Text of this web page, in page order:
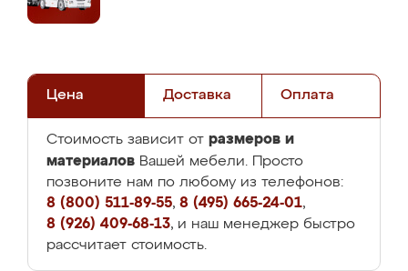
Цена Доставка Оплата
Стоимость зависит от размеров и
материалов Вашей мебели. Просто
позвоните нам по любому из телефонов:
8 (800) 511-89-55, 8 (495) 665-24-01,
8 (926) 409-68-13, и наш менеджер быстро
рассчитает стоимость.